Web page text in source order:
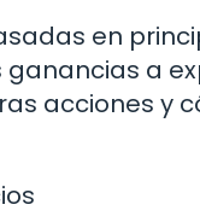
en
a
acciones y